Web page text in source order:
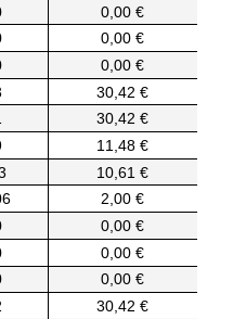
0,00 €
0,00 €
0,00 €
30,42 €
30,42 €
11,48 €
10,61 €
2,00 €
0,00 €
0,00 €
0,00 €
30,42 €